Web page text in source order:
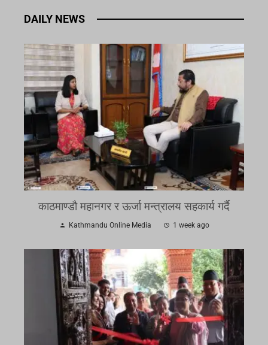
DAILY NEWS
काठमाण्डौ महानगर र ऊर्जा मन्त्रालय सहकार्य गर्दै
Kathmandu Online Media 1 week ago